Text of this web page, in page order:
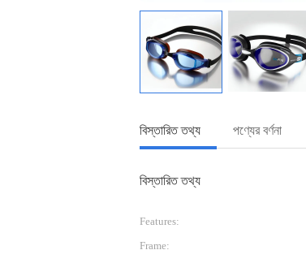
বিস্তারিত তথ্য পণ্যের বর্ণনা
বিস্তারিত তথ্য
Features:
Frame: